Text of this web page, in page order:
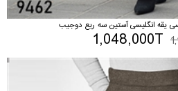
یقه انگلیسی آستین سه ریع دوجیب
1,048,000T